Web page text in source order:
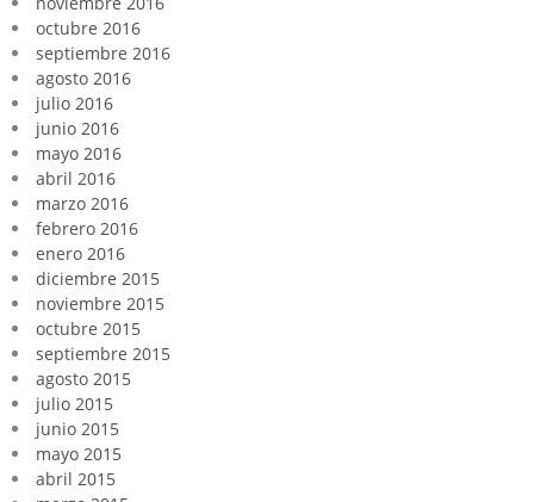
octubre 2016
septiembre 2016
agosto 2016
julio 2016
junio 2016
mayo 2016
abril 2016
marzo 2016
febrero 2016
enero 2016
diciembre 2015
noviembre 2015
octubre 2015
septiembre 2015
agosto 2015
julio 2015
junio 2015
mayo 2015
abril 2015